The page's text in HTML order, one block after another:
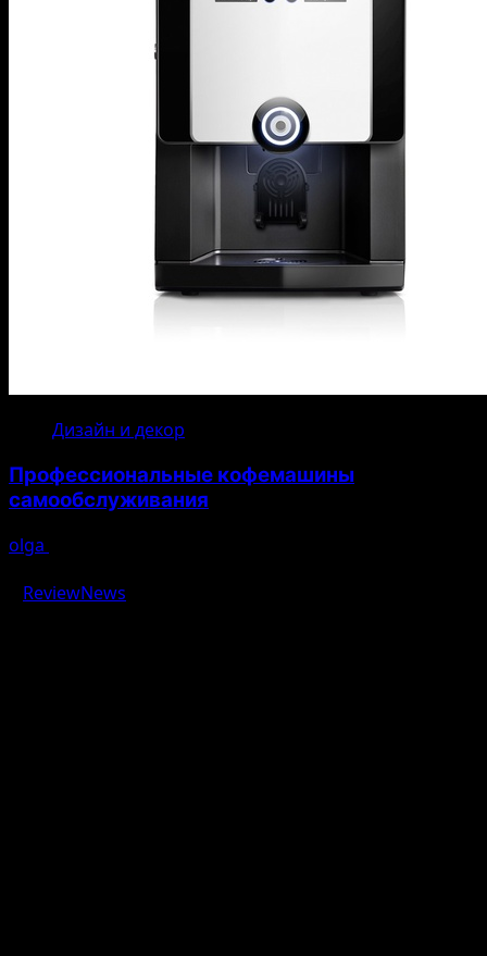
Дизайн и декор
Профессиональные кофемашины
самообслуживания
olga
ReviewNews